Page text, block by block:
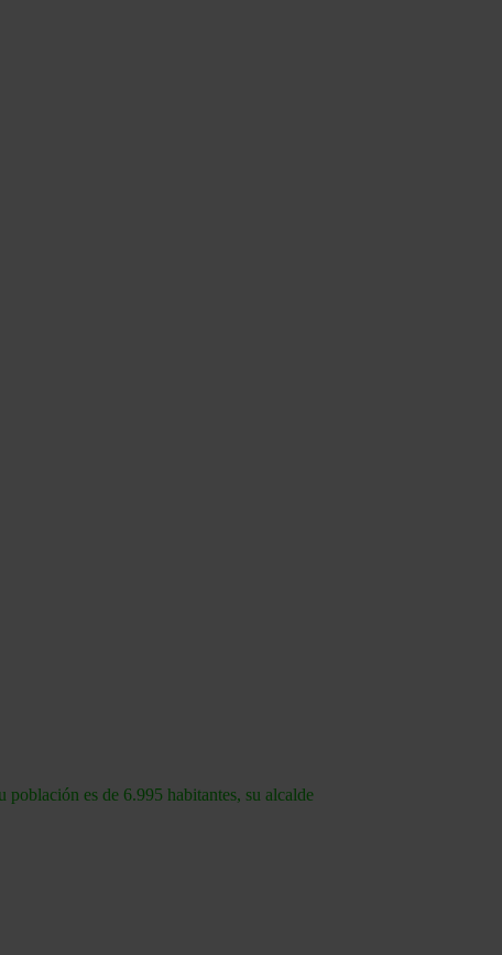
población es de 6.995 habitantes, su alcalde